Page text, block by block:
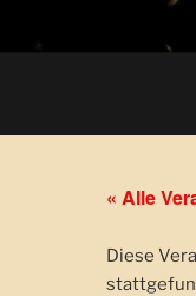
« Alle
Diese